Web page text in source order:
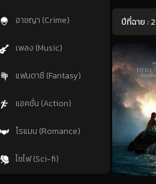
อาชญา (Crime)
เพลง (Music)
แฟนตาซี (Fantasy)
แอคชั่น (Action)
โรแมน (Romance)
ไซไฟ (Sci-fi)
ปีที่ฉาย :